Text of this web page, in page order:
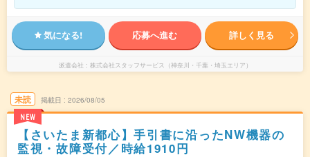
気になる! 応募へ進む 詳しく見る
派遣会社 株式会社スタッフサービス（神奈川・千葉・埼玉エリア）
未読
NEW
掲載日 2026/08/05
【さいたま新都心】手引書に沿ったNW機器の
監視・故障受付／時給1910円